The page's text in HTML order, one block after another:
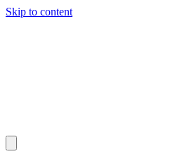
Skip to content